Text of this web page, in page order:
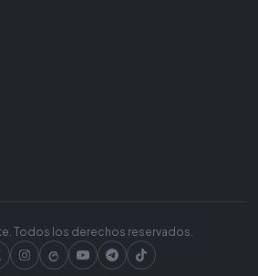
Todos los derechos reservados.